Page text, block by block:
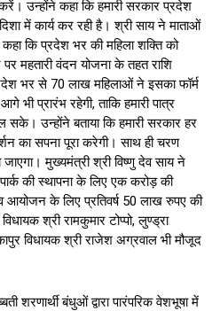
उन्होंने कहा कि हमारी सरकार प्रदेश
में कार्य कर रही है। श्री साय ने माताओं
कि प्रदेश भर की महिला शक्ति को
महतारी वंदन योजना के तहत राशि
भर से 70 लाख महिलाओं ने इसका फॉर्म
भी प्रारंभ रहेगी, ताकि हमारी पात्र
सके। उन्होंने बताया कि हमारी सरकार हर
का सपना पूरा करेगी। साथ ही चरण
मुख्यमंत्री श्री विष्णु देव साय ने
की स्थापना के लिए एक करोड़ की
आयोजन के लिए प्रतिवर्ष 50 लाख रुपए की
श्री रामकुमार टोप्पो, लुण्ड्रा
विधायक श्री राजेश अग्रवाल भी मौजूद
शरणार्थी बंधुओं द्वारा पारंपरिक वेशभूषा में